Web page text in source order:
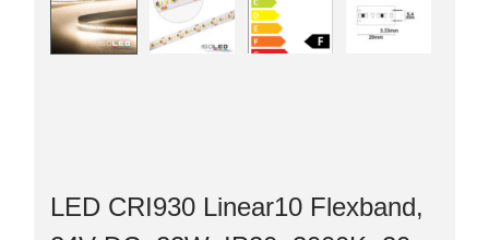
LED CRI930 Linear10 Flexband,